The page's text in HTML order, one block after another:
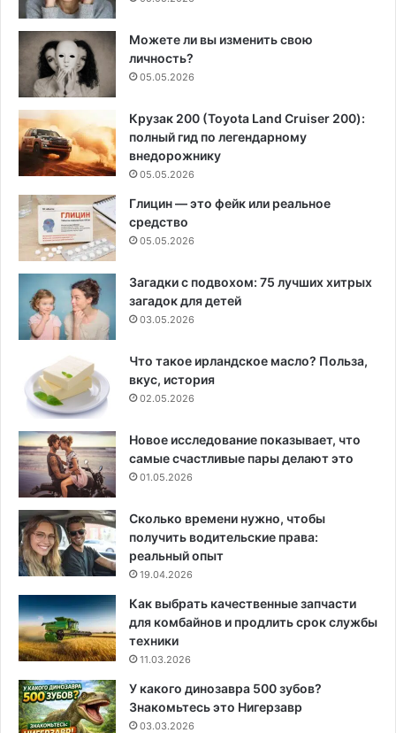
Можете ли вы изменить свою
личность?
05.05.2026
Крузак 200 (Toyota Land Cruiser 200):
полный гид по легендарному
внедорожнику
05.05.2026
Глицин — это фейк или реальное
средство
05.05.2026
Загадки с подвохом: 75 лучших хитрых
загадок для детей
03.05.2026
Что такое ирландское масло? Польза,
вкус, история
02.05.2026
Новое исследование показывает, что
самые счастливые пары делают это
01.05.2026
Сколько времени нужно, чтобы
получить водительские права:
реальный опыт
19.04.2026
Как выбрать качественные запчасти
для комбайнов и продлить срок службы
техники
11.03.2026
У какого динозавра 500 зубов?
Знакомьтесь это Нигерзавр
03.03.2026